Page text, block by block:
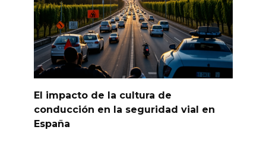
El impacto de la cultura de
conducción en la seguridad vial en
España